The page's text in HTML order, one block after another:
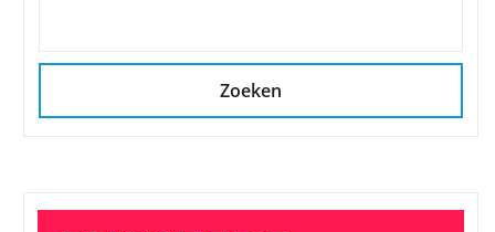
Zoeken